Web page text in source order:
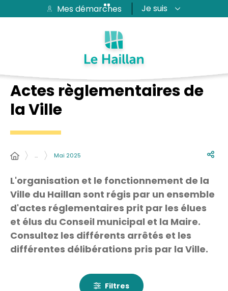
Aide et accessibilité
Passer au menu
Passer au contenuMes démarches Je suis
Actes règlementaires de
la Ville
… Mai 2025
L'organisation et le fonctionnement de la
Ville du Haillan sont régis par un ensemble
d'actes réglementaires prit par les élues
et élus du Conseil municipal et la Maire.
Consultez les différents arrêtés et les
différentes délibérations pris par la Ville.
Filtres